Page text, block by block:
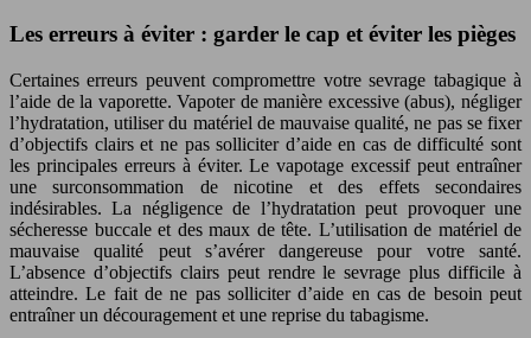
Les erreurs à éviter : garder le cap et éviter les pièges
Certaines erreurs peuvent compromettre votre sevrage tabagique à
l’aide de la vaporette. Vapoter de manière excessive (abus), négliger
l’hydratation, utiliser du matériel de mauvaise qualité, ne pas se fixer
d’objectifs clairs et ne pas solliciter d’aide en cas de difficulté sont
les principales erreurs à éviter. Le vapotage excessif peut entraîner
une surconsommation de nicotine et des effets secondaires
indésirables. La négligence de l’hydratation peut provoquer une
sécheresse buccale et des maux de tête. L’utilisation de matériel de
mauvaise qualité peut s’avérer dangereuse pour votre santé.
L’absence d’objectifs clairs peut rendre le sevrage plus difficile à
atteindre. Le fait de ne pas solliciter d’aide en cas de besoin peut
entraîner un découragement et une reprise du tabagisme.